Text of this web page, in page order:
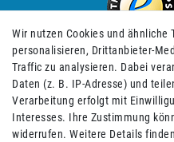
Impressum
Wir nutzen Cookies und ähnliche
personalisieren, Drittanbieter-
Traffic zu analysieren. Dabei
Daten (z. B. IP-Adresse) und
Verarbeitung erfolgt mit
Interesses. Ihre Zustimmung
widerrufen. Weitere Details